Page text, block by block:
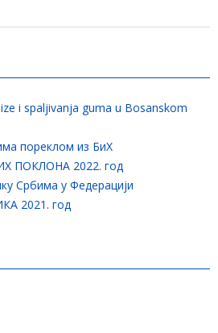
i spaljivanja guma u Bosanskom
пореклом из БиХ
ПОКЛОНА 2022. год
Србима у Федерацији
2021. год